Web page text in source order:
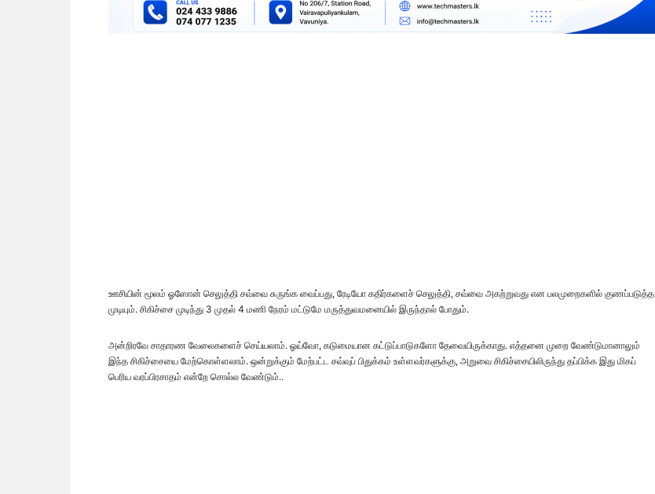
ஊசியின் மூலம் ஓஸோன் செலுத்தி சவ்வை சுருங்க வைப்பது, ரேடியோ கதிர்களைச் செலுத்தி, சவ்வை அகற்றுவது என பலமுறைகளில் குணப்படுத்த
முடியும். சிகிச்சை முடிந்து 3 முதல் 4 மணி நேரம் மட்டுமே மருத்துவமனையில் இருந்தால் போதும்.
அன்றிரவே சாதாரண வேலைகளைச் செய்யலாம். ஓய்வோ, கடுமையான கட்டுப்பாடுகளோ தேவையிருக்காது. எத்தனை முறை வேண்டுமானாலும்
இந்த சிகிச்சையை மேற்கொள்ளலாம். ஒன்றுக்கும் மேற்பட்ட சவ்வுப் பிதுக்கம் உள்ளவர்களுக்கு, அறுவை சிகிச்சையிலிருந்து தப்பிக்க இது மிகப்
பெரிய வரப்பிரசாதம் என்றே சொல்ல வேண்டும்..